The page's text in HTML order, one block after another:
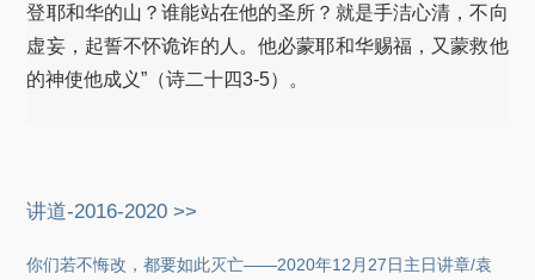
登耶和华的山？谁能站在他的圣所？就是手洁心清，不向
虚妄，起誓不怀诡诈的人。他必蒙耶和华赐福，又蒙救他
的神使他成义”（诗二十四3-5）。
讲道-2016-2020 >>
你们若不悔改，都要如此灭亡——2020年12月27日主日讲章/袁